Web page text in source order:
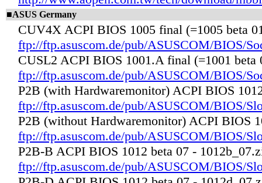
■ASUS Germany
CUV4X ACPI BIOS 1005 final (=1005 beta
ftp://ftp.asuscom.de/pub/ASUSCOM/BIOS/
CUSL2 ACPI BIOS 1001.A final (=1001 beta
ftp://ftp.asuscom.de/pub/ASUSCOM/BIOS/
P2B (with Hardwaremonitor) ACPI BIOS
ftp://ftp.asuscom.de/pub/ASUSCOM/BIOS/
P2B (without Hardwaremonitor) ACPI BIOS
ftp://ftp.asuscom.de/pub/ASUSCOM/BIOS/
P2B-B ACPI BIOS 1012 beta 07 -
ftp://ftp.asuscom.de/pub/ASUSCOM/BIOS/